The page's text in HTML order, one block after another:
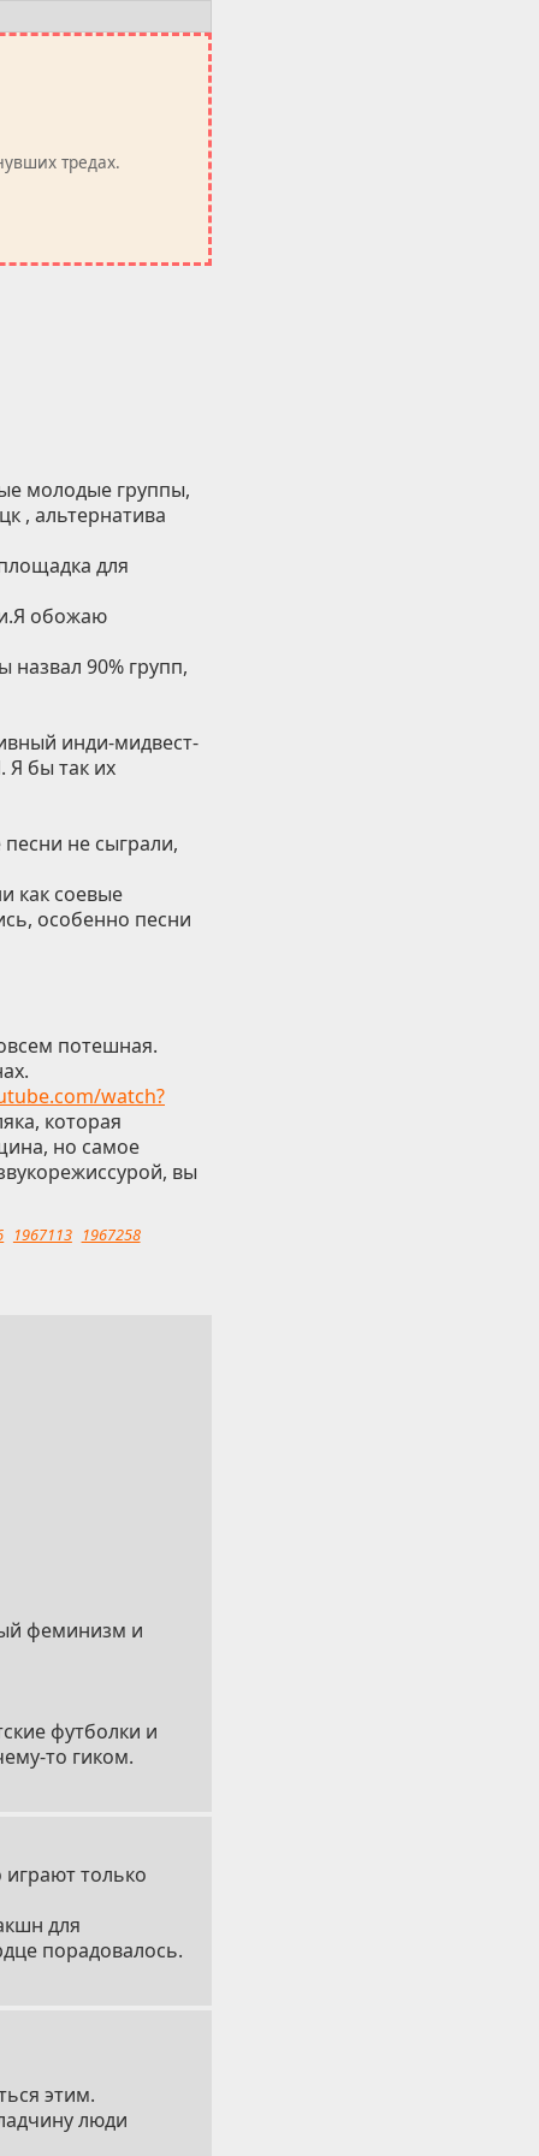
тредах.
молодые группы,
, альтернатива
для
обожаю
назвал 90% групп,
инди-мидвест-
Я бы так их
не сыграли,
как соевые
особенно песни
потешная.
watch?
которая
но самое
вы
1967113 1967258
феминизм и
футболки и
то гиком.
играют только
для
порадовалось.
этим.
люди